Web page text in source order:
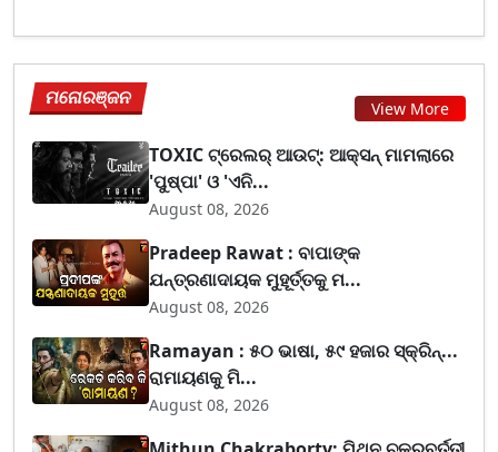
ମନୋରଞ୍ଜନ View More
TOXIC ଟ୍ରେଲର୍ ଆଉଟ୍: ଆକ୍ସନ୍ ମାମଲାରେ
'ପୁଷ୍ପା' ଓ 'ଏନି...
August 08, 2026
Pradeep Rawat : ବାପାଙ୍କ
ଯନ୍ତ୍ରଣାଦାୟକ ମୁହୂର୍ତ୍ତକୁ ମ...
August 08, 2026
Ramayan : ୫୦ ଭାଷା, ୫୯ ହଜାର ସ୍କ୍ରିନ୍...
ରାମାୟଣକୁ ମି...
August 08, 2026